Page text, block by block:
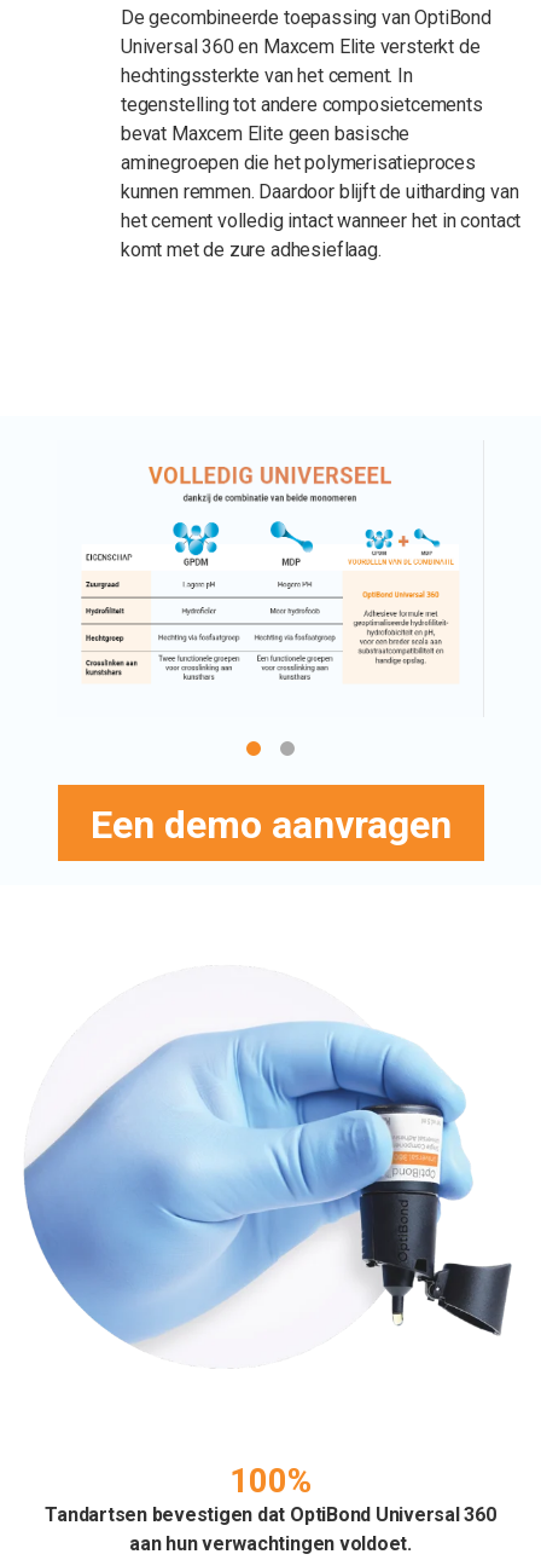
De gecombineerde toepassing van OptiBond
Universal 360 en Maxcem Elite versterkt de
hechtingssterkte van het cement. In
tegenstelling tot andere composietcements
bevat Maxcem Elite geen basische
aminegroepen die het polymerisatieproces
kunnen remmen. Daardoor blijft de uitharding van
het cement volledig intact wanneer het in contact
komt met de zure adhesieflaag.
Een demo aanvragen
100%
Tandartsen bevestigen dat OptiBond Universal 360
aan hun verwachtingen voldoet.